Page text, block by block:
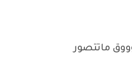
ماتتصور